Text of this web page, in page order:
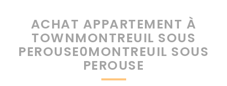
ACHAT APPARTEMENT À
TOWNMONTREUIL SOUS
PEROUSE0MONTREUIL SOUS
PEROUSE